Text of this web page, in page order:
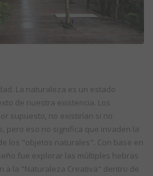
La naturaleza es un estado
de nuestra existencia. Los
supuesto, no existirían si no
pero eso no significa que invaden la
los "objetos naturales". Con base en
fue explorar las múltiples hebras
a la "Naturaleza Creativa" dentro de